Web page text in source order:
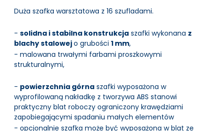
Duża szafka warsztatowa z 16 szufladami.
-solidna i stabilna konstrukcja szafki wykonana z
blachy stalowejo grubości1 mm,
- malowana trwałymi farbami proszkowymi
strukturalnymi,
- powierzchnia górna szafki wyposażona w
wyprofilowaną nakładkę z tworzywa ABS stanowi
praktyczny blat roboczy ograniczony krawędziami
zapobiegającymi spadaniu małych elementów
- opcjonalnie szafka może być wyposażona w blat ze